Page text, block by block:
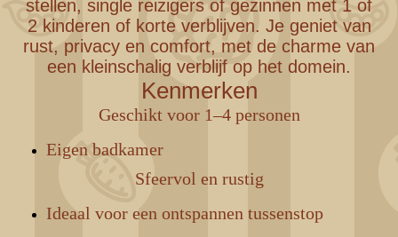
stellen, single reizigers of gezinnen met 1 of
2 kinderen of korte verblijven. Je geniet van
rust, privacy en comfort, met de charme van
een kleinschalig verblijf op het domein.
Kenmerken
Geschikt voor 1–4 personen
Eigen badkamer
Sfeervol en rustig
Ideaal voor een ontspannen tussenstop